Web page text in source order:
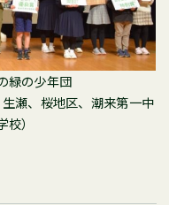
緑の少年団
瀬、桜地区、潮来第一中
）